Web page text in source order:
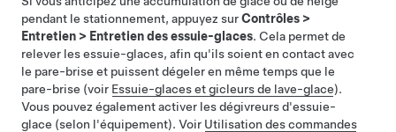
pendant le stationnement, appuyez surContrôles >
Entretien > Entretien des essuie-glaces. Cela permet de
relever les essuie-glaces, afin qu'ils soient en contact avec
le pare-brise et puissent dégeler en même temps que le
pare-brise (voir Essuie-glaces et gicleurs de lave-glace).
Vous pouvez également activer les dégivreurs d'essuie-
glace (selon l'équipement). Voir Utilisation des commandes